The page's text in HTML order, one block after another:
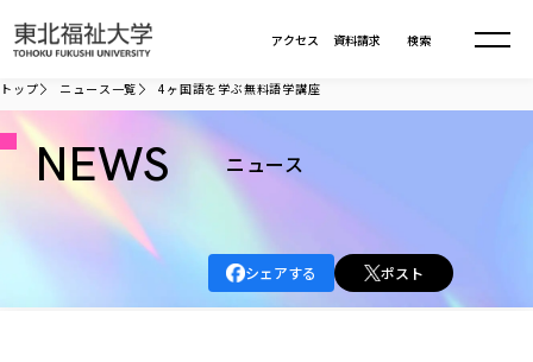
資料請求
アクセス 検索
大学について
学部・大学院
学部・大学院TOP
トップ ニュース一覧 4ヶ国語を学ぶ無料語学講座
NEWS ニュース
シェアする ポスト